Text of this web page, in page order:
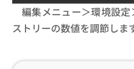
編集メニュー＞環境設
ストリーの数値を調節し